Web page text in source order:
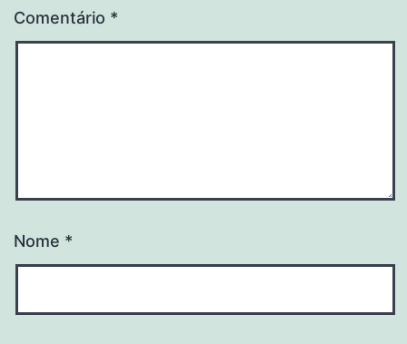
Comentário *
Nome *